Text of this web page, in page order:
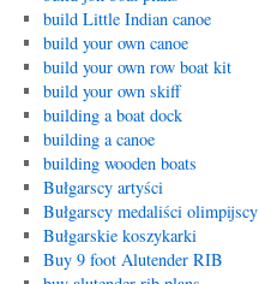
build Little Indian canoe
build your own canoe
build your own row boat kit
build your own skiff
building a boat dock
building a canoe
building wooden boats
Bułgarscy artyści
Bułgarscy medaliści olimpijscy
Bułgarskie koszykarki
Buy 9 foot Alutender RIB